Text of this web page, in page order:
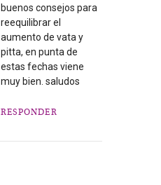
buenos consejos para
reequilibrar el
aumento de vata y
pitta, en punta de
estas fechas viene
muy bien. saludos
RESPONDER